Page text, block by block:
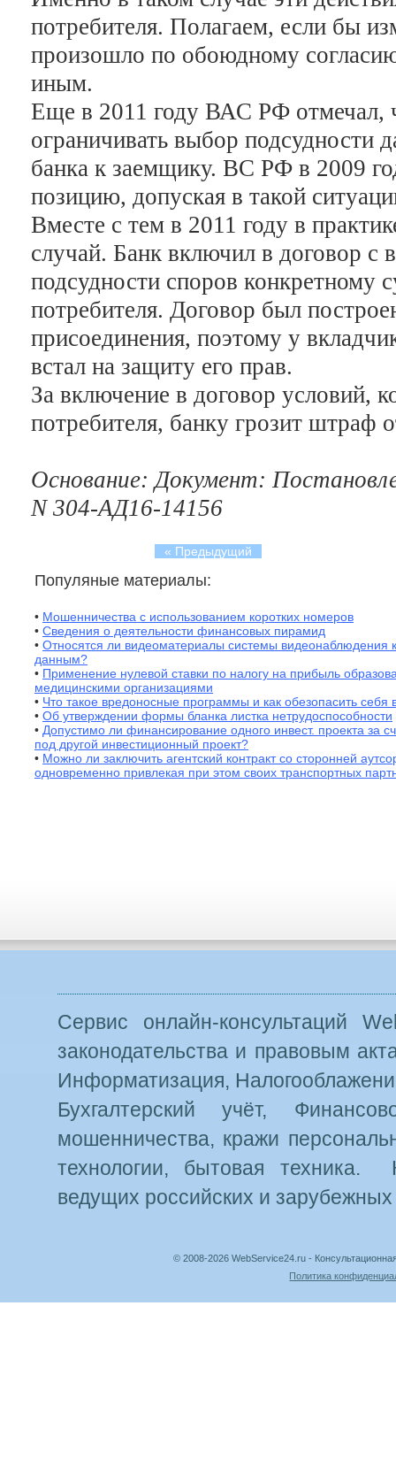
потребителя. Полагаем, если бы
произошло по обоюдному
иным.
Еще в 2011 году ВАС РФ отмечал,
ограничивать выбор подсудности
банка к заемщику. ВС РФ в 2009
позицию, допуская в такой
Вместе с тем в 2011 году в
случай. Банк включил в договор с
подсудности споров конкретному
потребителя. Договор был
присоединения, поэтому у
встал на защиту его прав.
За включение в договор условий,
потребителя, банку грозит штраф
Основание: Документ:
N 304-АД16-14156
« Предыдущий
Популяные материалы:
• Мошенничества с использованием коротких номеров
• Сведения о деятельности финансовых пирамид
• Относятся ли видеоматериалы системы видеонаблюдения
данным?
• Применение нулевой ставки по налогу на прибыль
медицинскими организациями
• Что такое вредоносные программы и как обезопасить себя
• Об утверждении формы бланка листка нетрудоспособности
• Допустимо ли финансирование одного инвест. проекта за
под другой инвестиционный проект?
• Можно ли заключить агентский контракт со сторонней
одновременно привлекая при этом своих транспортных
Сервис онлайн-консультаций
законодательства и правовым
Информатизация,
Бухгалтерский учёт,
мошенничества, кражи
технологии, бытовая техника.
ведущих российских и
© 2008-2026 WebService24.ru -
Политика